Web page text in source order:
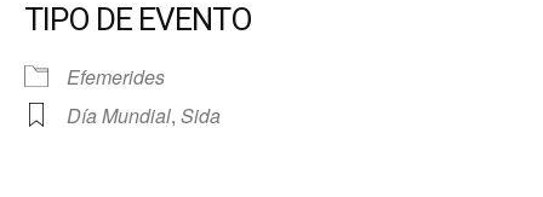
TIPO DE EVENTO
Efemerides
Día Mundial, Sida